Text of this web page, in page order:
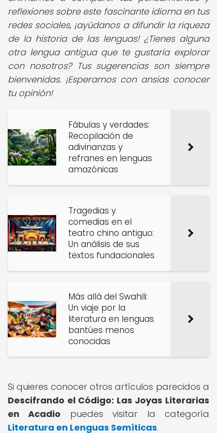
reflexiones sobre este fascinante idioma en tus
redes sociales, ¡ayúdanos a difundir la riqueza
de la historia de las lenguas! ¿Tienes alguna
otra lengua antigua que te gustaría explorar
con nosotros? Tus sugerencias son siempre
bienvenidas. ¡Esperamos con ansias conocer
tu opinión!
Fábulas y verdades:
Recopilación de
adivinanzas y
refranes en lenguas
amazónicas
Tragedias y
comedias en el
teatro chino antiguo:
Un análisis de sus
textos fundacionales
Más allá del Swahili:
Un viaje por la
literatura en lenguas
bantúes menos
conocidas
Si quieres conocer otros artículos parecidos a
Descifrando el Código: Las Joyas Literarias
en Acadio puedes visitar la categoría
Literatura en Lenguas Semíticas.